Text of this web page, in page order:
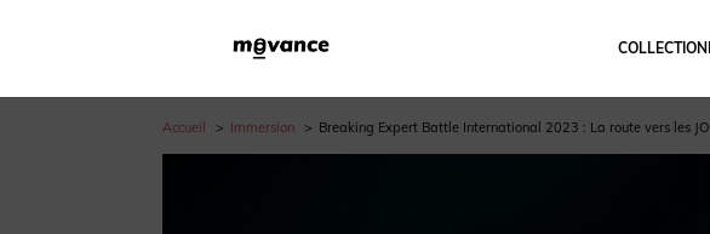
COLLECTION
Accueil Immersion Breaking Expert Battle International 2023 : La route vers les JO